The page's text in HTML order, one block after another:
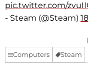
pic.twitter.com/
- Steam (@Steam)
Computers Steam
Facebook